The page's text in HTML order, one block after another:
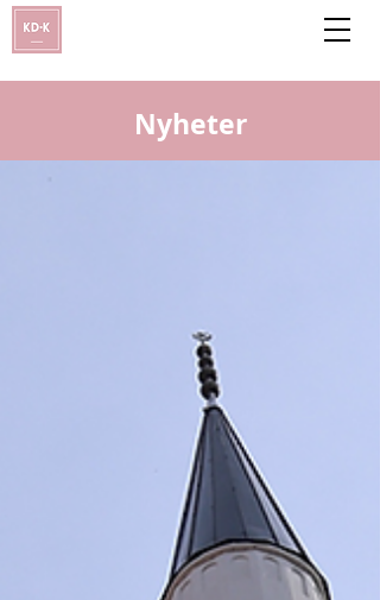
Nyheter